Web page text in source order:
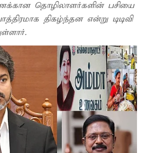
தொழிலாளர்களின் பசியை
திகழ்ந்தன என்று டிடிவி